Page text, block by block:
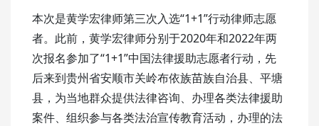
本次是黄学宏律师第三次入选“1+1”行动律师志愿
者。此前，黄学宏律师分别于2020年和2022年两
次报名参加了“1+1”中国法律援助志愿者行动，先
后来到贵州省安顺市关岭布依族苗族自治县、平塘
县，为当地群众提供法律咨询、办理各类法律援助
案件、组织参与各类法治宣传教育活动，办理的法